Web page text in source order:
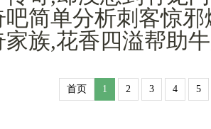
吧简单分析刺客惊邪
族,花香四溢帮助
首页 1 2 3 4 5